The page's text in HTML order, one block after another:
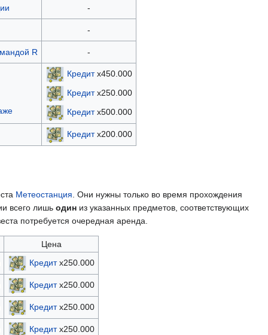
-
-
R -
Кредитх450.000
Кредитх250.000
Кредитх500.000
Кредитх200.000
Метеостанция . Они нужны только во время прохождения
всего лишь один из указанных предметов, соответствующих
потребуется очередная аренда.
Цена
Кредитх250.000
Кредитх250.000
Кредитх250.000
Кредитх250.000